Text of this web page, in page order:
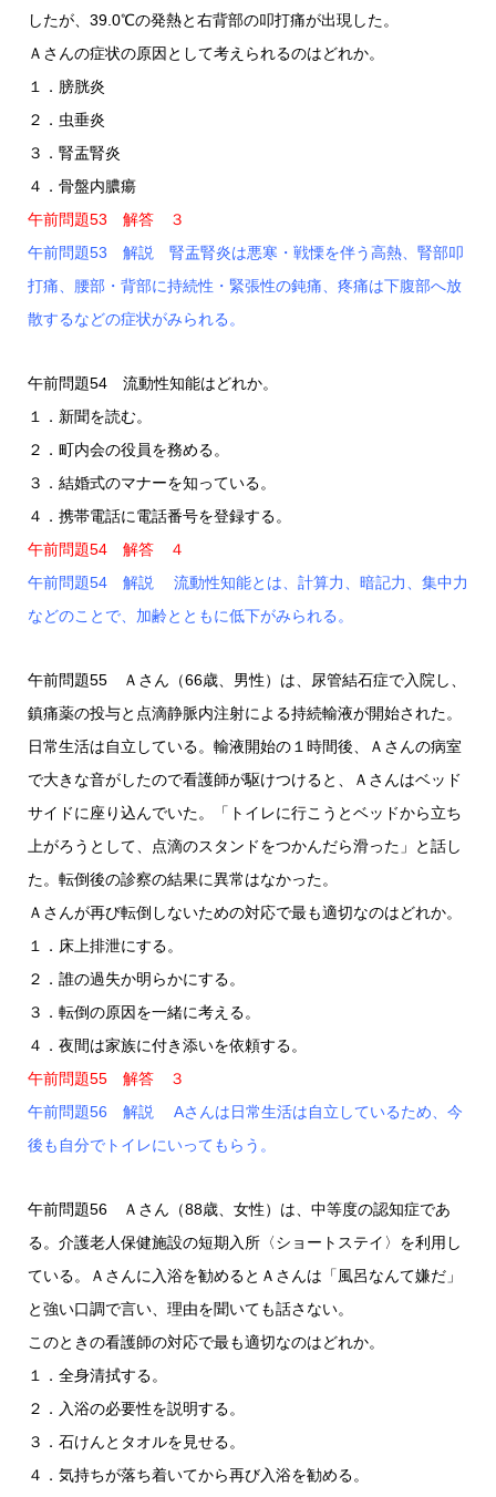
したが、39.0℃の発熱と右背部の叩打痛が出現した。
Ａさんの症状の原因として考えられるのはどれか。
１．膀胱炎
２．虫垂炎
３．腎盂腎炎
４．骨盤内膿瘍
午前問題53 解答 ３
午前問題53 解説 腎盂腎炎は悪寒・戦慄を伴う高熱、腎部叩
打痛、腰部・背部に持続性・緊張性の鈍痛、疼痛は下腹部へ放
散するなどの症状がみられる。
午前問題54 流動性知能はどれか。
１．新聞を読む。
２．町内会の役員を務める。
３．結婚式のマナーを知っている。
４．携帯電話に電話番号を登録する。
午前問題54 解答 ４
午前問題54 解説 流動性知能とは、計算力、暗記力、集中力
などのことで、加齢とともに低下がみられる。
午前問題55 Ａさん（66歳、男性）は、尿管結石症で入院し、
鎮痛薬の投与と点滴静脈内注射による持続輸液が開始された。
日常生活は自立している。輸液開始の１時間後、Ａさんの病室
で大きな音がしたので看護師が駆けつけると、Ａさんはベッド
サイドに座り込んでいた。「トイレに行こうとベッドから立ち
上がろうとして、点滴のスタンドをつかんだら滑った」と話し
た。転倒後の診察の結果に異常はなかった。
Ａさんが再び転倒しないための対応で最も適切なのはどれか。
１．床上排泄にする。
２．誰の過失か明らかにする。
３．転倒の原因を一緒に考える。
４．夜間は家族に付き添いを依頼する。
午前問題55 解答 ３
午前問題56 解説 Aさんは日常生活は自立しているため、今
後も自分でトイレにいってもらう。
午前問題56 Ａさん（88歳、女性）は、中等度の認知症であ
る。介護老人保健施設の短期入所〈ショートステイ〉を利用し
ている。Ａさんに入浴を勧めるとＡさんは「風呂なんて嫌だ」
と強い口調で言い、理由を聞いても話さない。
このときの看護師の対応で最も適切なのはどれか。
１．全身清拭する。
２．入浴の必要性を説明する。
３．石けんとタオルを見せる。
４．気持ちが落ち着いてから再び入浴を勧める。